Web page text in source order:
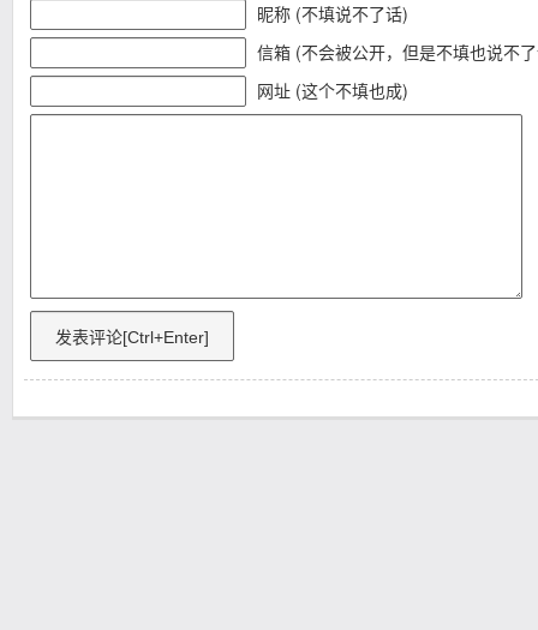
昵称 (不填说不了话)
信箱 (不会被公开，但是不填也说不
网址 (这个不填也成)